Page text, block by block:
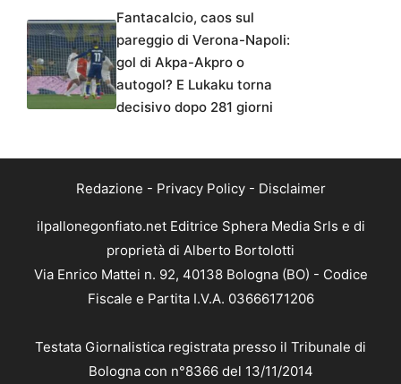
Fantacalcio, caos sul
pareggio di Verona-Napoli:
gol di Akpa-Akpro o
autogol? E Lukaku torna
decisivo dopo 281 giorni
Redazione - Privacy Policy- Disclaimer
ilpallonegonfiato.net Editrice Sphera Media Srls e di
proprietà di Alberto Bortolotti
Via Enrico Mattei n. 92, 40138 Bologna (BO) - Codice
Fiscale e Partita I.V.A. 03666171206
Testata Giornalistica registrata presso il Tribunale di
Bologna con n°8366 del 13/11/2014